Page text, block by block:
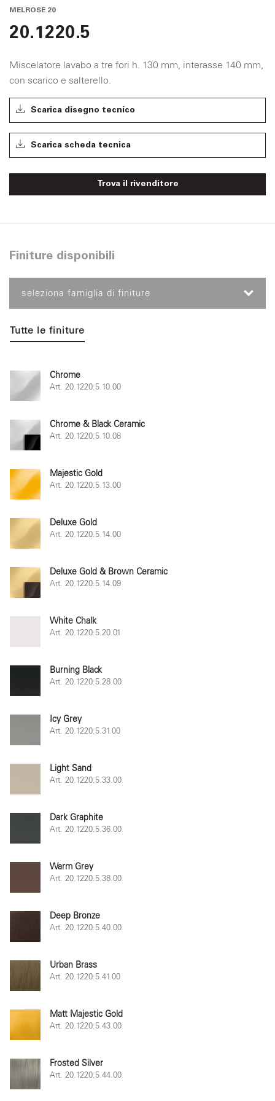
MELROSE 20
20.1220.5
Miscelatore lavabo a tre fori h. 130 mm, interasse 140 mm,
con scarico e salterello.
Scarica disegno tecnico
Scarica scheda tecnica
Trova il rivenditore
Finiture disponibili
seleziona famiglia di finiture
Tutte le finiture
Chrome
Art. 20.1220.5.10.00
Chrome & Black Ceramic
Art. 20.1220.5.10.08
Majestic Gold
Art. 20.1220.5.13.00
Deluxe Gold
Art. 20.1220.5.14.00
Deluxe Gold & Brown Ceramic
Art. 20.1220.5.14.09
White Chalk
Art. 20.1220.5.20.01
Burning Black
Art. 20.1220.5.28.00
Icy Grey
Art. 20.1220.5.31.00
Light Sand
Art. 20.1220.5.33.00
Dark Graphite
Art. 20.1220.5.36.00
Warm Grey
Art. 20.1220.5.38.00
Deep Bronze
Art. 20.1220.5.40.00
Urban Brass
Art. 20.1220.5.41.00
Matt Majestic Gold
Art. 20.1220.5.43.00
Frosted Silver
Art. 20.1220.5.44.00